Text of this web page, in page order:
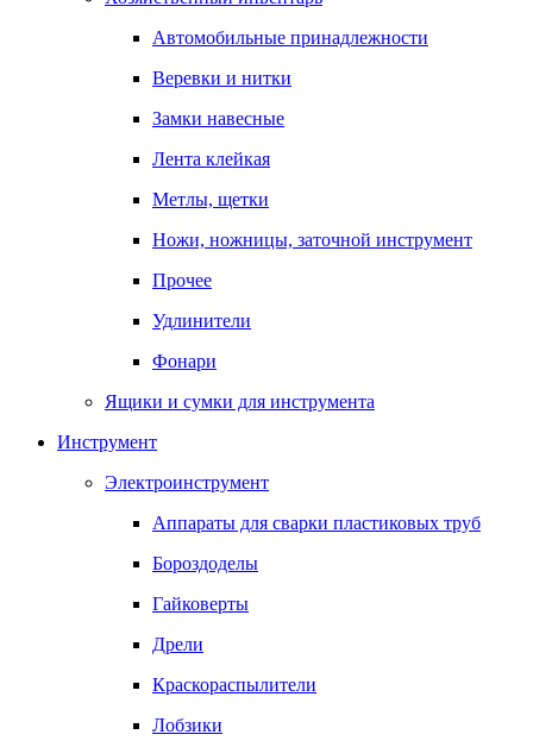
Автомобильные принадлежности
Веревки и нитки
Замки навесные
Лента клейкая
Метлы, щетки
Ножи, ножницы, заточной инструмент
Прочее
Удлинители
Фонари
Ящики и сумки для инструмента
Инструмент
Электроинструмент
Аппараты для сварки пластиковых труб
Бороздоделы
Гайковерты
Дрели
Краскораспылители
Лобзики